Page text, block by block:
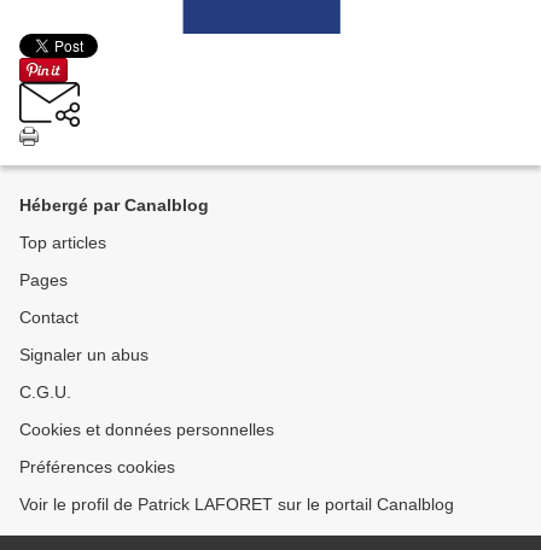
Hébergé par Canalblog
Top articles
Pages
Contact
Signaler un abus
C.G.U.
Cookies et données personnelles
Préférences cookies
Voir le profil de Patrick LAFORET sur le portail Canalblog